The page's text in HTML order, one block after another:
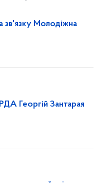
Молодіжна
Георгій Зантарая